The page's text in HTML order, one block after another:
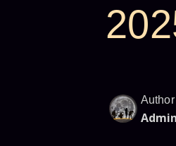
Author